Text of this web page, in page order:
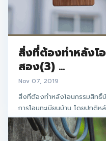
สิ่งที่ต้องทำหลังโ
สอง(3) ...
Nov 07, 2019
สิ่งที่ต้องทำหลังโอนกรรมสิทธิ์
การโอนทะเบียนบ้าน โดยปกติ